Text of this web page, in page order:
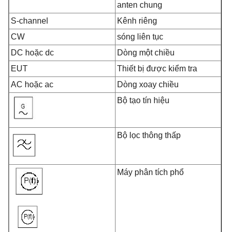
anten chung
S-channel
Kênh riêng
CW
sóng liên tục
DC hoặc dc
Dòng một chiều
EUT
Thiết bị được kiểm tra
AC hoặc ac
Dòng xoay chiều
Bộ tạo tín hiệu
Bộ lọc thông thấp
Máy phân tích phổ